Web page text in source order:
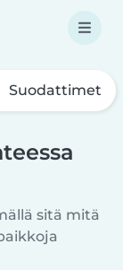
Suodattimet
sitä mitä